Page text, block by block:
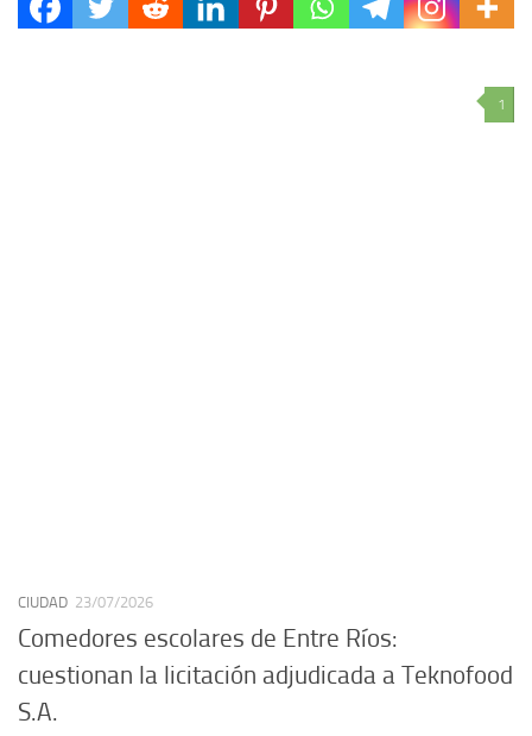
Según el último parte...
1
CIUDAD 23/07/2026
Comedores escolares de Entre Ríos:
cuestionan la licitación adjudicada a Teknofood
S.A.